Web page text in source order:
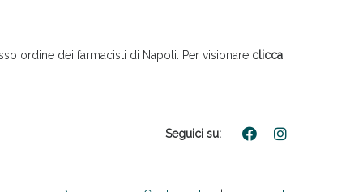
ordine dei farmacisti di Napoli. Per visionare clicca
Seguici su: